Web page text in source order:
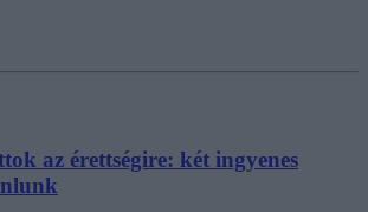
az érettségire: két ingyenes